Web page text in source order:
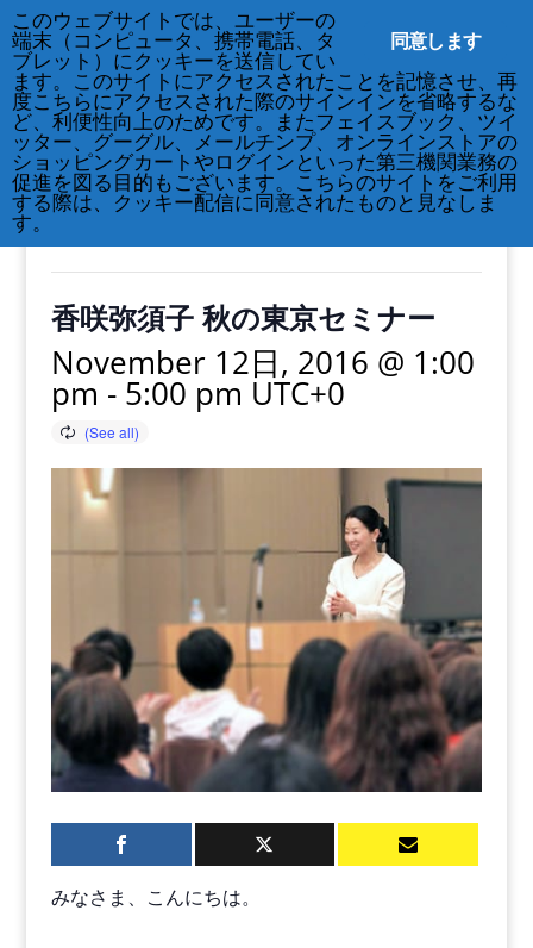
212-677-8621 info@crsny.org
« All Events
This event has passed.
香咲弥須子 秋の東京セミナー
November 12日, 2016 @ 1:00
pm - 5:00 pm UTC+0
みなさま、こんにちは。
同意します
このウェブサイトでは、ユーザーの
端末（コンピュータ、携帯電話、タ
ブレット）にクッキーを送信してい
ます。このサイトにアクセスされたことを記憶させ、再
度こちらにアクセスされた際のサインインを省略するな
ど、利便性向上のためです。またフェイスブック、ツイ
ッター、グーグル、メールチンプ、オンラインストアの
ショッピングカートやログインといった第三機関業務の
促進を図る目的もございます。こちらのサイトをご利用
する際は、クッキー配信に同意されたものと見なしま
す。